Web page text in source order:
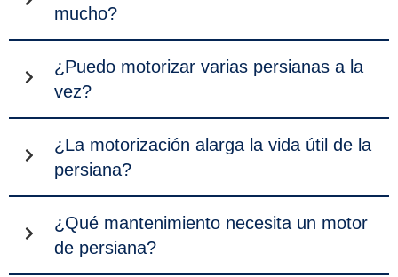
mucho?
¿Puedo motorizar varias persianas a la
vez?
¿La motorización alarga la vida útil de la
persiana?
¿Qué mantenimiento necesita un motor
de persiana?